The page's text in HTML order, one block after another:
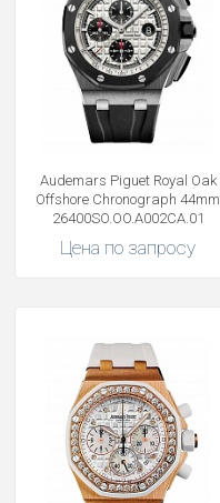
Audemars Piguet Royal Oak
Offshore Chronograph 44mm
26400SO.OO.A002CA.01
Цена по запросу